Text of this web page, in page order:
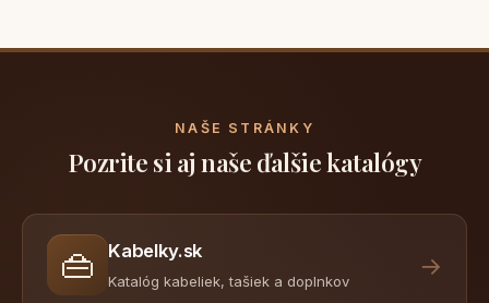
NAŠE STRÁNKY
Pozrite si aj naše ďalšie katalógy
👜 Kabelky.sk
Katalóg kabeliek, tašiek a doplnkov
→